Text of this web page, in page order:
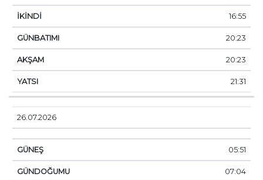
16:55
20:23
20:23
21:31
26.07.2026
05:51
07:04